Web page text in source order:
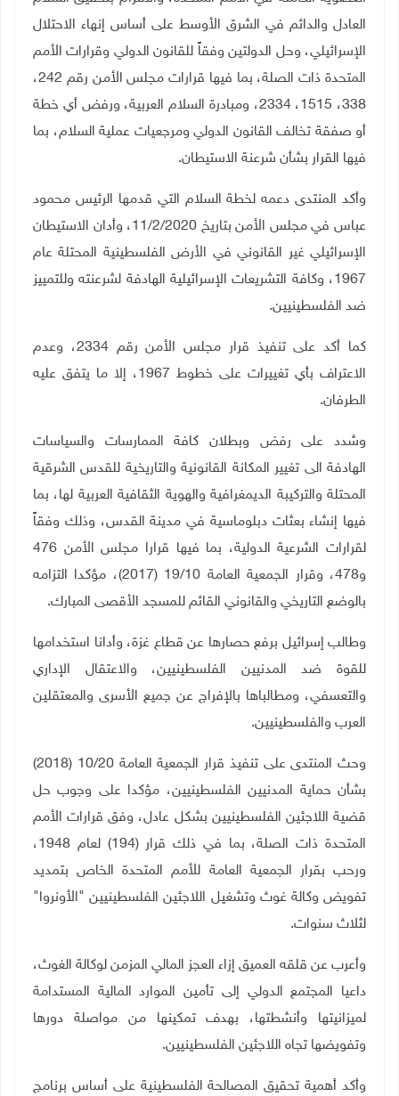
العادل والدائم في الشرق الأوسط على أساس إنهاء الاحتلال
الإسرائيلي، وحل الدولتين وفقاً للقانون الدولي وقرارات الأمم
المتحدة ذات الصلة، بما فيها قرارات مجلس الأمن رقم 242،
338، 1515، 2334، ومبادرة السلام العربية، ورفض أي خطة
أو صفقة تخالف القانون الدولي ومرجعيات عملية السلام، بما
فيها القرار بشأن شرعنة الاستيطان.
وأكد المنتدى دعمه لخطة السلام التي قدمها الرئيس محمود
عباس في مجلس الأمن بتاريخ 11/2/2020، وأدان الاستيطان
الإسرائيلي غير القانوني في الأرض الفلسطينية المحتلة عام
1967، وكافة التشريعات الإسرائيلية الهادفة لشرعنته وللتمييز
ضد الفلسطينيين.
كما أكد على تنفيذ قرار مجلس الأمن رقم 2334، وعدم
الاعتراف بأي تغييرات على خطوط 1967، إلا ما يتفق عليه
الطرفان.
وشدد على رفض وبطلان كافة الممارسات والسياسات
الهادفة الى تغيير المكانة القانونية والتاريخية للقدس الشرقية
المحتلة والتركيبة الديمغرافية والهوية الثقافية العربية لها، بما
فيها إنشاء بعثات دبلوماسية في مدينة القدس، وذلك وفقاً
لقرارات الشرعية الدولية، بما فيها قرارا مجلس الأمن 476
و478، وقرار الجمعية العامة 19/10 (2017)، مؤكدا التزامه
بالوضع التاريخي والقانوني القائم للمسجد الأقصى المبارك.
وطالب إسرائيل برفع حصارها عن قطاع غزة، وأدانا استخدامها
للقوة ضد المدنيين الفلسطينيين، والاعتقال الإداري
والتعسفي، ومطالباها بالإفراج عن جميع الأسرى والمعتقلين
العرب والفلسطينيين.
وحث المنتدى على تنفيذ قرار الجمعية العامة 10/20 (2018)
بشأن حماية المدنيين الفلسطينيين، مؤكدا على وجوب حل
قضية اللاجئين الفلسطينيين بشكل عادل، وفق قرارات الأمم
المتحدة ذات الصلة، بما في ذلك قرار (194) لعام 1948،
ورحب بقرار الجمعية العامة للأمم المتحدة الخاص بتمديد
تفويض وكالة غوث وتشغيل اللاجئين الفلسطينيين "الأونروا"
لثلاث سنوات.
وأعرب عن قلقه العميق إزاء العجز المالي المزمن لوكالة الغوث،
داعيا المجتمع الدولي إلى تأمين الموارد المالية المستدامة
لميزانيتها وأنشطتها، بهدف تمكينها من مواصلة دورها
وتفويضها تجاه اللاجئين الفلسطينيين.
وأكد أهمية تحقيق المصالحة الفلسطينية على أساس برنامج